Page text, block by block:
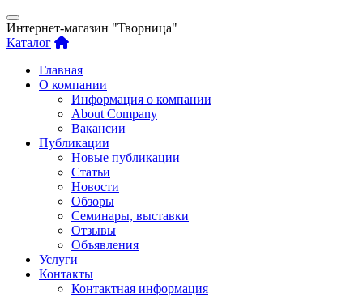
Интернет-магазин "Творница"
Каталог
Главная
О компании
Информация о компании
About Company
Вакансии
Публикации
Новые публикации
Статьи
Новости
Обзоры
Семинары, выставки
Отзывы
Объявления
Услуги
Контакты
Контактная информация